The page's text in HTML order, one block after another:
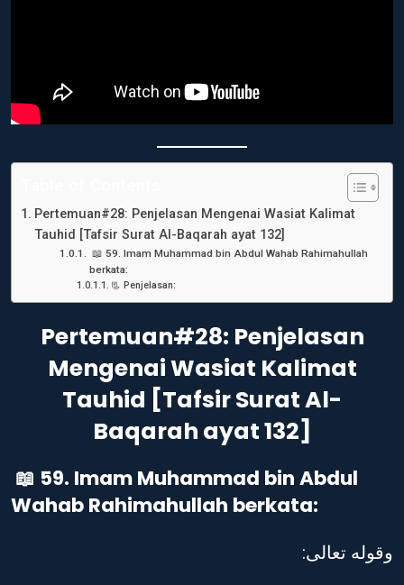
Pertemuan#28: Penjelasan Mengenai Wasiat Kalimat
Tauhid [Tafsir Surat Al-Baqarah ayat 132]
📖 59. Imam Muhammad bin Abdul Wahab Rahimahullah
berkata:
📃 Penjelasan:
Pertemuan#28: Penjelasan
Mengenai Wasiat Kalimat
Tauhid [Tafsir Surat Al-
Baqarah ayat 132]
📖 59. Imam Muhammad bin Abdul
Wahab Rahimahullah berkata:
:وقوله تعالى